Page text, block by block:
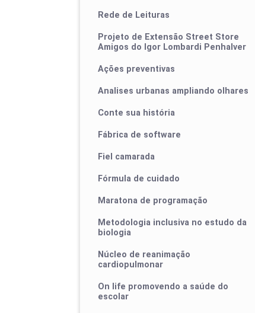
Rede de Leituras
Projeto de Extensão Street Store
Amigos do Igor Lombardi Penhalver
Ações preventivas
Analises urbanas ampliando olhares
Conte sua história
Fábrica de software
Fiel camarada
Fórmula de cuidado
Maratona de programação
Metodologia inclusiva no estudo da
biologia
Núcleo de reanimação
cardiopulmonar
On life promovendo a saúde do
escolar